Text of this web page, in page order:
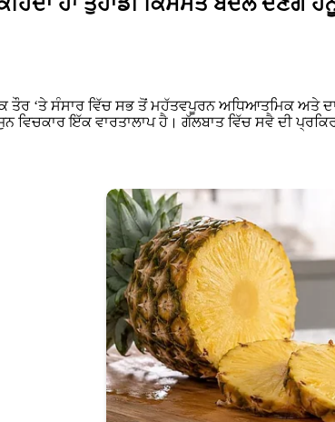
ਤੌਰ ‘ਤੇ ਸੰਸਾਰ ਵਿੱਚ ਸਭ ਤੋਂ ਮਹੱਤਵਪੂਰਨ ਅਧਿਆਤਮਿਕ ਅਤੇ
ਇੱਕ ਵਾਰਤਾਲਾਪ ਹੈ। ਗੱਲਬਾਤ ਵਿੱਚ ਸਵੈ ਦੀ